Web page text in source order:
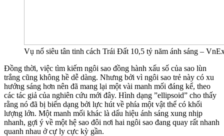
Vụ nổ siêu tân tinh cách Trái Đất 10,5 tỷ năm ánh sáng –
Đồng thời, việc tìm kiếm ngôi sao đồng hành xấu số của sao lùn
trắng cũng không hề dễ dàng. Nhưng bởi vì ngôi sao trẻ này có xu
hướng sáng hơn nên đã mang lại một vài manh mối đáng kể, theo
các tác giả của nghiên cứu mới đây. Hình dạng ”ellipsoid” cho thấy
rằng nó đã bị biến dạng bởi lực hút về phía một vật thể có khối
lượng lớn. Một manh mối khác là dấu hiệu ánh sáng xung nhịp
nhanh, gợi ý về một hệ sao đôi nơi hai ngôi sao đang quay rất nhanh
quanh nhau ở cự ly cực kỳ gần.